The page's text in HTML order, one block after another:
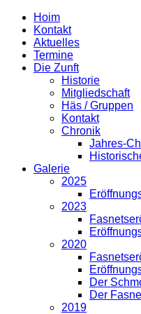
Hoim
Kontakt
Aktuelles
Termine
Die Zunft
Historie
Mitgliedschaft
Häs / Gruppen
Kontakt
Chronik
Jahres-
Galerie
2025
2023
2020
Der
Der
2019